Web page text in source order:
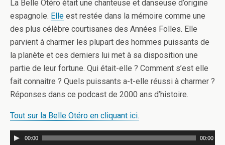
La Belle Otéro était une chanteuse et danseuse d’origine
espagnole. Elle est restée dans la mémoire comme une
des plus célèbre courtisanes des Années Folles. Elle
parvient à charmer les plupart des hommes puissants de
la planète et ces derniers lui met à sa disposition une
partie de leur fortune. Qui était-elle ? Comment s’est elle
fait connaitre ? Quels puissants a-t-elle réussi à charmer ?
Réponses dans ce podcast de 2000 ans d’histoire.
Tout sur la Belle Otéro en cliquant ici.
00:00 00:00